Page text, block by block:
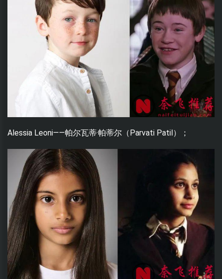
Alessia Leoni——帕尔瓦蒂·帕蒂尔（Parvati Patil）；